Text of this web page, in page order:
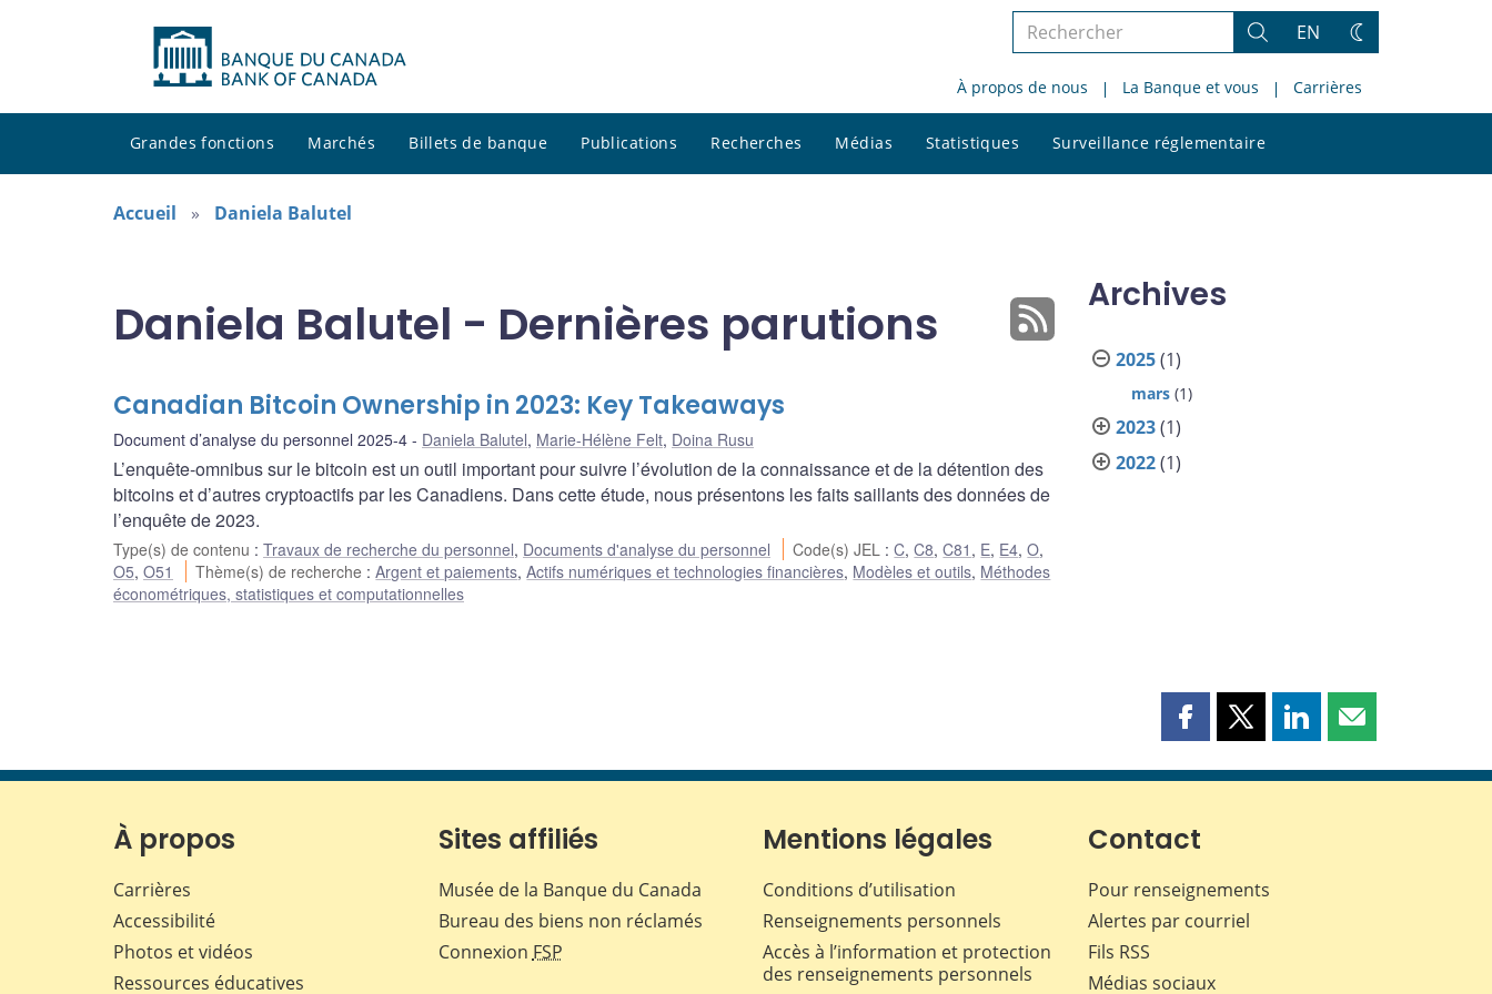
Rechercher
le
site
Rechercher
EN
Changez
thème
À propos de nous La Banque et vous Carrières
Grandes fonctions Marchés Billets de banque Publications Recherches Médias Statistiques Surveillance réglementaire
le
Accueil Daniela Balutel
Daniela Balutel - Dernières parutions
Canadian Bitcoin Ownership in 2023: Key Takeaways
Document d’analyse du personnel 2025-4 Daniela Balutel, Marie-Hélène Felt, Doina Rusu
L’enquête-omnibus sur le bitcoin est un outil important pour suivre l’évolution de la connaissance et de la détention des
bitcoins et d’autres cryptoactifs par les Canadiens. Dans cette étude, nous présentons les faits saillants des données de
l’enquête de 2023.
Type(s) de contenu : Travaux de recherche du personnel, Documents d'analyse du personnel Code(s) JEL :C,C8,C81 , E, E4,O,
O5, O51 Thème(s) de recherche :Argent et paiements,Actifs numériques et technologies financières, Modèles et outils, Méthodes
économétriques, statistiques et computationnelles
Archives
2025(1)
mars (1)
2023(1)
2022(1)
Partager
page
Facebook
Partager
page
Partager
page
Partager
page
À propos
Carrières
Accessibilité
Photos et vidéos
Ressources éducatives
Sites affiliés
Musée de la Banque du Canada
Bureau des biens non réclamés
Connexion FSP
Mentions légales
Conditions d’utilisation
Renseignements personnels
Accès à l’information et protection
des renseignements personnels
Contact
Pour renseignements
Alertes par courriel
Fils RSS
Médias sociaux